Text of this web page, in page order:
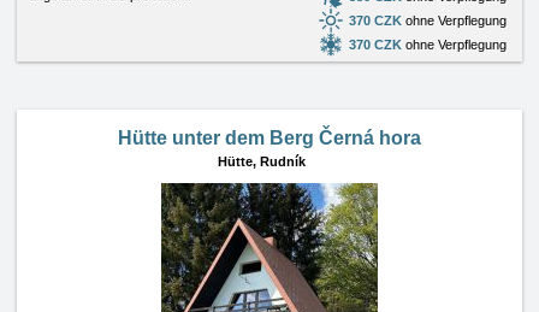
370 CZK ohne Verpflegung
370 CZK ohne Verpflegung
Hütte unter dem Berg Černá hora
Hütte, Rudník